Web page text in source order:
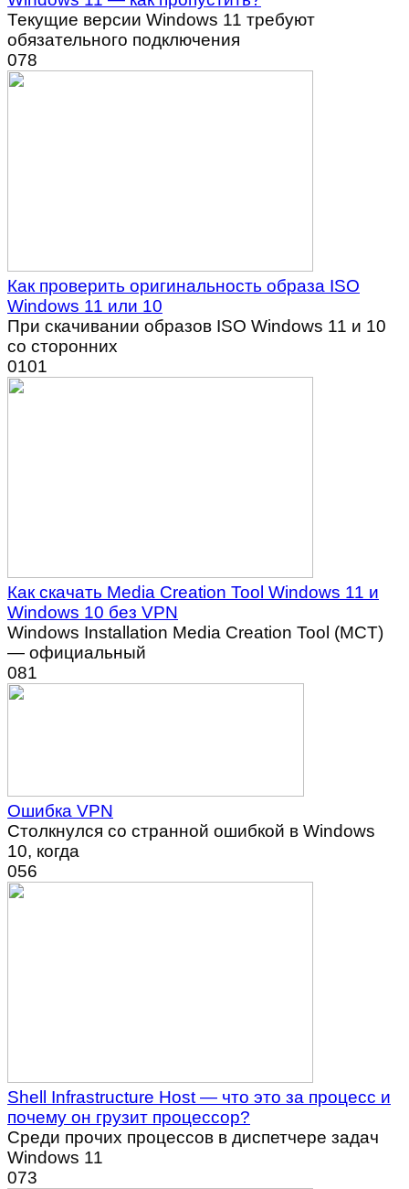
Текущие версии Windows 11 требуют
обязательного подключения
078
Как проверить оригинальность образа ISO
Windows 11 или 10
При скачивании образов ISO Windows 11 и 10
со сторонних
0101
Как скачать Media Creation Tool Windows 11 и
Windows 10 без VPN
Windows Installation Media Creation Tool (MCT)
— официальный
081
Ошибка VPN
Столкнулся со странной ошибкой в Windows
10, когда
056
Shell Infrastructure Host — что это за процесс и
почему он грузит процессор?
Среди прочих процессов в диспетчере задач
Windows 11
073